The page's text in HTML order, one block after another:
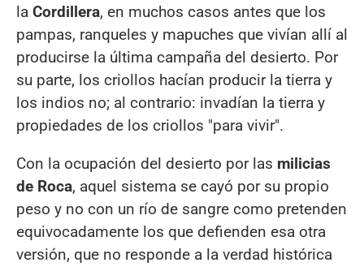
la Cordillera, en muchos casos antes que los
pampas, ranqueles y mapuches que vivían allí al
producirse la última campaña del desierto. Por
su parte, los criollos hacían producir la tierra y
los indios no; al contrario: invadían la tierra y
propiedades de los criollos "para vivir".
Con la ocupación del desierto por las milicias
de Roca, aquel sistema se cayó por su propio
peso y no con un río de sangre como pretenden
equivocadamente los que defienden esa otra
versión, que no responde a la verdad histórica